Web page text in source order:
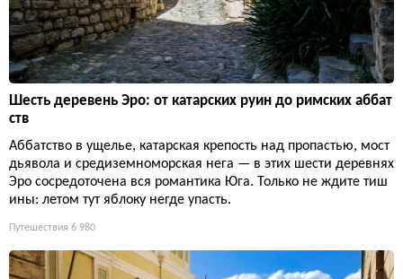
Шесть деревень Эро: от катарских руин до римских аббат
ств
Аббатство в ущелье, катарская крепость над пропастью, мост
дьявола и средиземноморская нега — в этих шести деревнях
Эро сосредоточена вся романтика Юга. Только не ждите тиш
ины: летом тут яблоку негде упасть.
Путешествия 6 980